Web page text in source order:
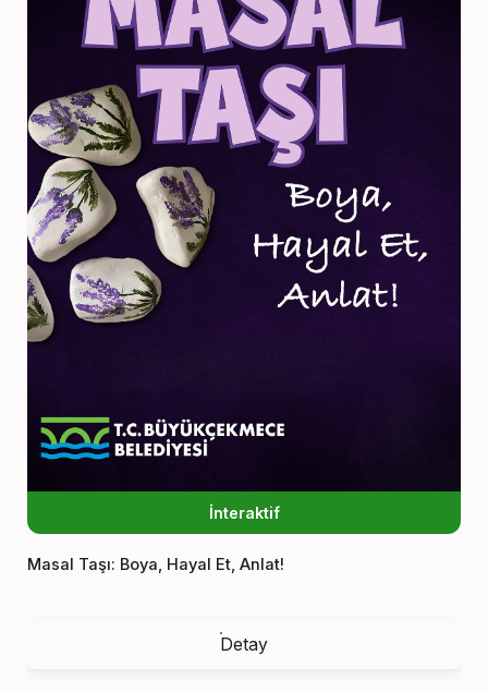
İnteraktif
Masal Taşı: Boya, Hayal Et, Anlat!
Detay